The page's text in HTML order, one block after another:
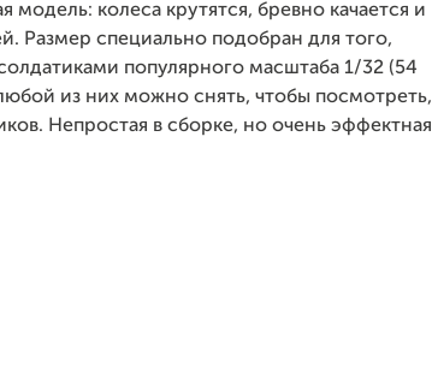
колеса крутятся, бревно качается и
Размер специально подобран для того,
популярного масштаба 1/32 (54
из них можно снять, чтобы посмотреть,
Непростая в сборке, но очень эффектная